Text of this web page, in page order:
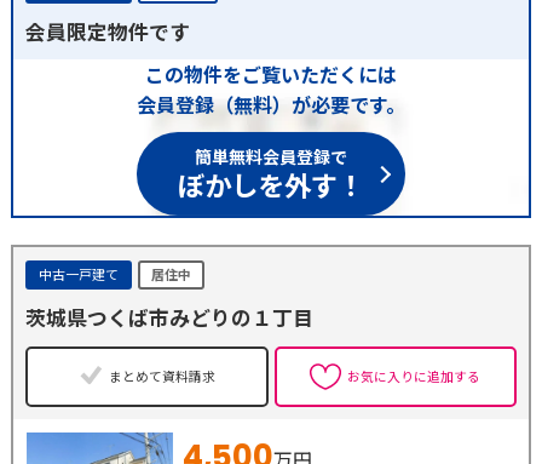
会員限定物件です
この物件をご覧いただくには
会員登録（無料）が必要です。
簡単無料会員登録で
ぼかしを外す！
中古一戸建て 居住中
茨城県つくば市みどりの１丁目
まとめて資料請求 お気に入りに追加する